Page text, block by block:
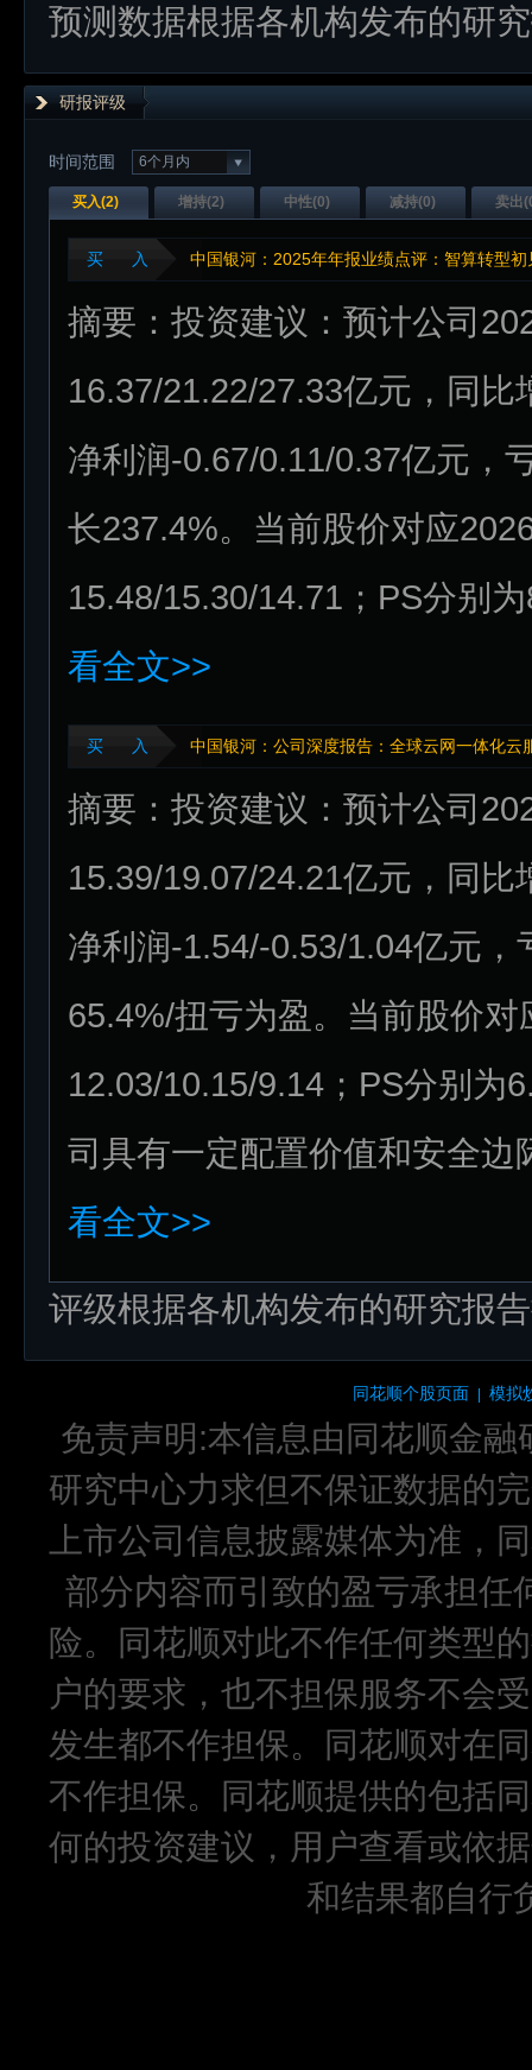
预测数据根据各机构发布的研
研报评级
6个月内
时间范围
买入(2) 增持(2) 中性(0) 减持(0) 卖出(
买 入 中国银河：2025年年报业绩点评：智算转型
摘要：投资建议：预计公司
16.37/21.22/27.33亿元，同
净利润-0.67/0.11/0.37亿元，
长237.4%。当前股价对应
15.48/15.30/14.71；PS分别
看全文>>
买 入 中国银河：公司深度报告：全球云网一体化云
摘要：投资建议：预计公司
15.39/19.07/24.21亿元，同
净利润-1.54/-0.53/1.04亿元
65.4%/扭亏为盈。当前股价
12.03/10.15/9.14；PS分别为
司具有一定配置价值和安全边
看全文>>
评级根据各机构发布的研究报
同花顺个股页面 模拟
免责声明:本信息由同花顺金
研究中心力求但不保证数据的
上市公司信息披露媒体为准，
部分内容而引致的盈亏承担任
险。同花顺对此不作任何类型
户的要求，也不担保服务不会
发生都不作担保。同花顺对在
不作担保。同花顺提供的包括
何的投资建议，用户查看或依
和结果都自行